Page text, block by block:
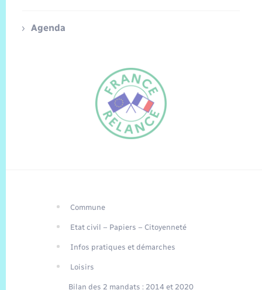
Traduction du
EN
Agenda
Commune
Etat civil – Papiers – Citoyenneté
Infos pratiques et démarches
Loisirs
Bilan des 2 mandats : 2014 et 2020